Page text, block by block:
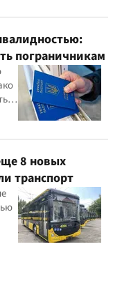
пограничникам
8 новых
транспорт